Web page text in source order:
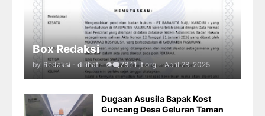
Box Redaksi
by Redaksi - dilihat - 👁️‍🗨️78,11 jt.org - April 28, 2025
Dugaan Asusila Bapak Kost
Guncang Desa Geluran Taman